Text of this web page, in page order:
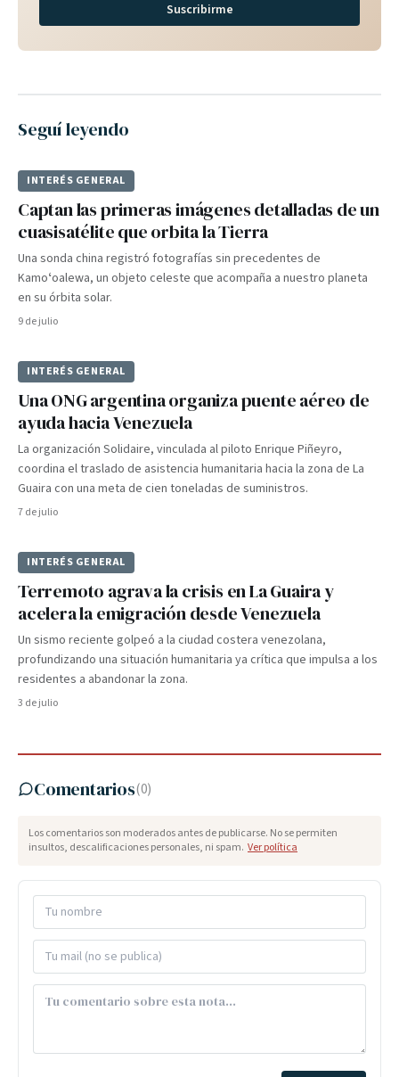
Suscribirme
Seguí leyendo
INTERÉS GENERAL
Captan las primeras imágenes detalladas de un
cuasisatélite que orbita la Tierra
Una sonda china registró fotografías sin precedentes de
Kamoʻoalewa, un objeto celeste que acompaña a nuestro planeta
en su órbita solar.
9 de julio
INTERÉS GENERAL
Una ONG argentina organiza puente aéreo de
ayuda hacia Venezuela
La organización Solidaire, vinculada al piloto Enrique Piñeyro,
coordina el traslado de asistencia humanitaria hacia la zona de La
Guaira con una meta de cien toneladas de suministros.
7 de julio
INTERÉS GENERAL
Terremoto agrava la crisis en La Guaira y
acelera la emigración desde Venezuela
Un sismo reciente golpeó a la ciudad costera venezolana,
profundizando una situación humanitaria ya crítica que impulsa a los
residentes a abandonar la zona.
3 de julio
Comentarios(0)
Los comentarios son moderados antes de publicarse. No se permiten
insultos, descalificaciones personales, ni spam. Ver política